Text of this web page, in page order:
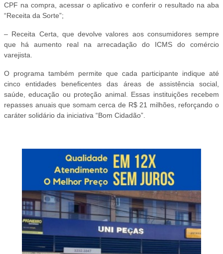
CPF na compra, acessar o aplicativo e conferir o resultado na aba
“Receita da Sorte”;
– Receita Certa, que devolve valores aos consumidores sempre
que há aumento real na arrecadação do ICMS do comércio
varejista.
O programa também permite que cada participante indique até
cinco entidades beneficentes das áreas de assistência social,
saúde, educação ou proteção animal. Essas instituições recebem
repasses anuais que somam cerca de R$ 21 milhões, reforçando o
caráter solidário da iniciativa “Bom Cidadão”.